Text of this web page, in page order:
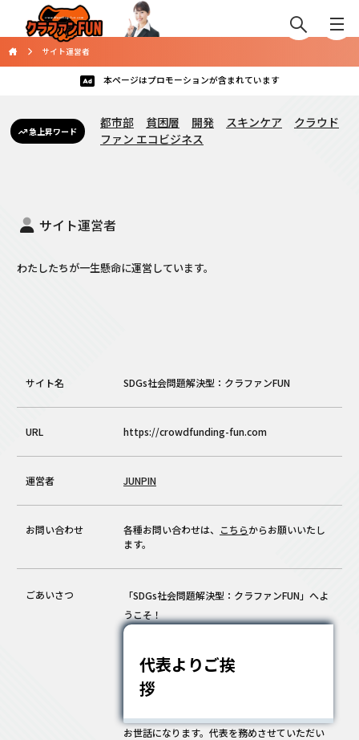
サイト運営者
本ページはプロモーションが含まれています
急上昇ワード
都市部 貧困層 開発 スキンケア
クラウド
ファン エコビジネス
サイト運営者
わたしたちが一生懸命に運営しています。
サイト名 SDGs社会問題解決型：クラファンFUN
URL https://crowdfunding-fun.com
運営者 JUNPIN
お問い合わせ 各種お問い合わせは、 こちらからお願いいたし
ます。
ごあいさつ
「SDGs社会問題解決型：クラファンFUN」へよ
うこそ！
代表よりご挨
拶
お世話になります。代表を務めさせていただい